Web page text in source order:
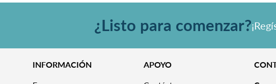
¿Listo para comenzar?
INFORMACIÓN APOYO